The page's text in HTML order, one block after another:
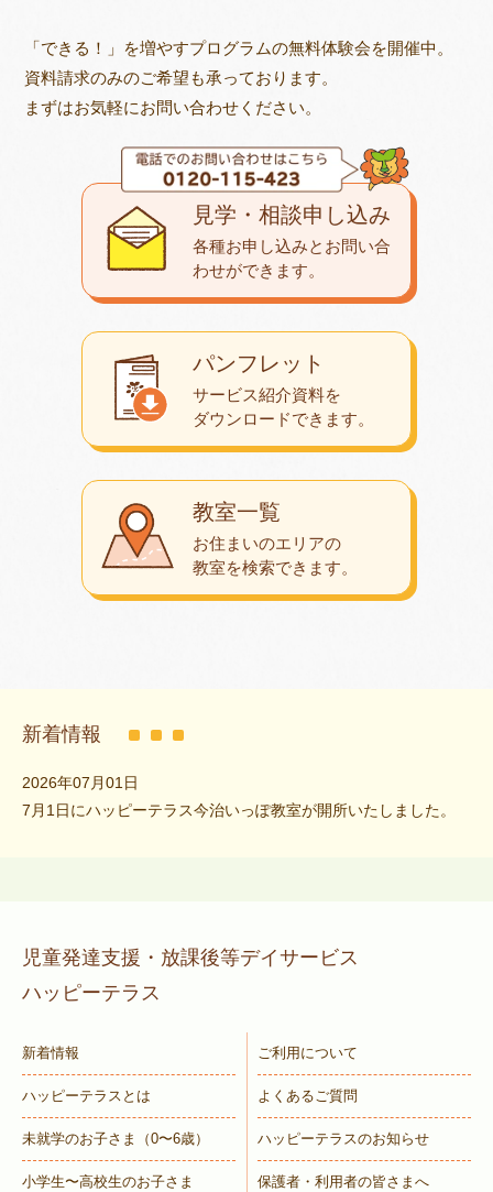
「できる！」を増やすプログラムの無料体験会を開催中。
資料請求のみのご希望も承っております。
まずはお気軽にお問い合わせください。
教室一覧
お住まいのエリアの
教室を検索できます。
パンフレット
サービス紹介資料を
ダウンロードできます。
見学・相談申し込み
各種お申し込みとお問い合
わせができます。
新着情報
2026年07月01日
7月1日にハッピーテラス今治いっぽ教室が開所いたしました。
児童発達支援・放課後等デイサービス
ハッピーテラス
新着情報
ハッピーテラスとは
未就学のお子さま （0〜6歳）
小学生〜高校生のお子さま
ご利用について
よくあるご質問
ハッピーテラスのお知らせ
保護者・利用者の皆さまへ